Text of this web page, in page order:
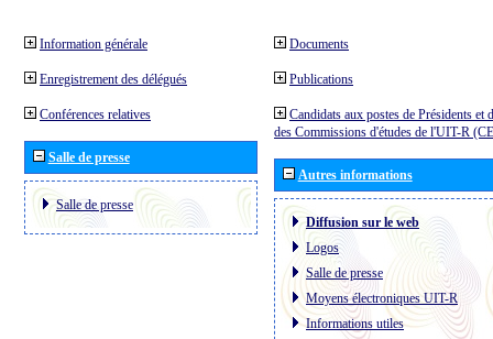
Information générale
Enregistrement des délégués
Conférences relatives
Salle de presse
Salle de presse
Documents
Publications
Candidats aux postes de Présidents et
des Commissions d'études de l'UIT-R
Autres informations
Diffusion sur le web
Logos
Salle de presse
Moyens électroniques UIT-R
Informations utiles